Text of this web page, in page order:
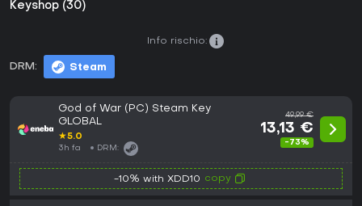
Keyshop (30)
DRM: Steam
Info rischio:
God of War (PC) Steam Key
GLOBAL
★5.0
3h fa DRM:
49,99 €
13,13 €
-73%
-10% with XDD10 copy